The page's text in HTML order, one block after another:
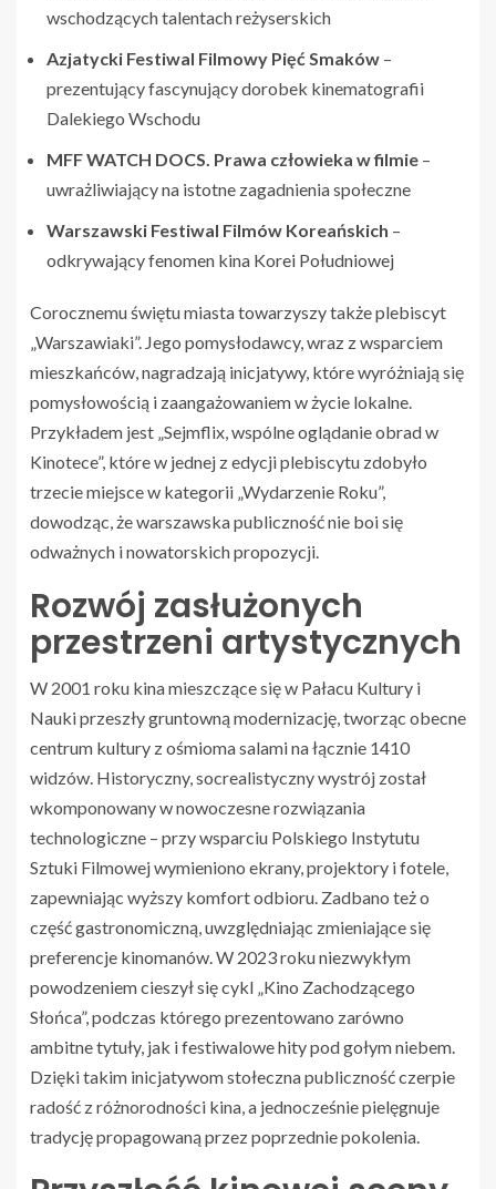
wschodzących talentach reżyserskich
Azjatycki Festiwal Filmowy Pięć Smaków –
prezentujący fascynujący dorobek kinematografii
Dalekiego Wschodu
MFF WATCH DOCS. Prawa człowieka w filmie –
uwrażliwiający na istotne zagadnienia społeczne
Warszawski Festiwal Filmów Koreańskich –
odkrywający fenomen kina Korei Południowej
Corocznemu świętu miasta towarzyszy także plebiscyt
„Warszawiaki”. Jego pomysłodawcy, wraz z wsparciem
mieszkańców, nagradzają inicjatywy, które wyróżniają się
pomysłowością i zaangażowaniem w życie lokalne.
Przykładem jest „Sejmflix, wspólne oglądanie obrad w
Kinotece”, które w jednej z edycji plebiscytu zdobyło
trzecie miejsce w kategorii „Wydarzenie Roku”,
dowodząc, że warszawska publiczność nie boi się
odważnych i nowatorskich propozycji.
Rozwój zasłużonych
przestrzeni artystycznych
W 2001 roku kina mieszczące się w Pałacu Kultury i
Nauki przeszły gruntowną modernizację, tworząc obecne
centrum kultury z ośmioma salami na łącznie 1410
widzów. Historyczny, socrealistyczny wystrój został
wkomponowany w nowoczesne rozwiązania
technologiczne – przy wsparciu Polskiego Instytutu
Sztuki Filmowej wymieniono ekrany, projektory i fotele,
zapewniając wyższy komfort odbioru. Zadbano też o
część gastronomiczną, uwzględniając zmieniające się
preferencje kinomanów. W 2023 roku niezwykłym
powodzeniem cieszył się cykl „Kino Zachodzącego
Słońca”, podczas którego prezentowano zarówno
ambitne tytuły, jak i festiwalowe hity pod gołym niebem.
Dzięki takim inicjatywom stołeczna publiczność czerpie
radość z różnorodności kina, a jednocześnie pielęgnuje
tradycję propagowaną przez poprzednie pokolenia.